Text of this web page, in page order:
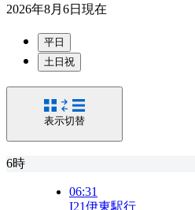
2026年8月6日 現在
平日
土日祝
表示切替
6時
06:31
I21伊東駅行